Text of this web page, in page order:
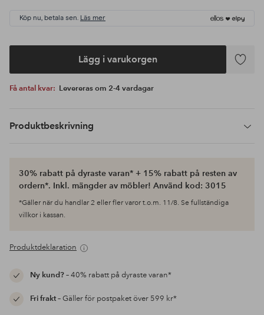
Köp nu, betala sen. Läs mer
Lägg i varukorgen
Lägg
Få antal kvar: Levereras om 2-4 vardagar
Produktbeskrivning
30% rabatt på dyraste varan* + 15% rabatt på resten av
ordern*. Inkl. mängder av möbler! Använd kod: 3015
*Gäller när du handlar 2 eller fler varor t.o.m. 11/8. Se fullständiga
villkor i kassan.
Produktdeklaration
Ny kund?– 40% rabatt på dyraste varan*
Fri frakt– Gäller för postpaket över 599 kr*